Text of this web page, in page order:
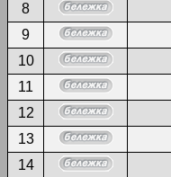
8
9
10
11
12
13
14